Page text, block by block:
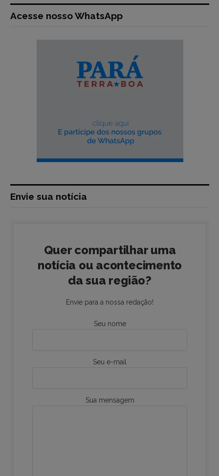
Acesse nosso WhatsApp
Envie sua notícia
Quer compartilhar uma
notícia ou acontecimento
da sua região?
Envie para a nossa redação!
Seu nome
Seu e-mail
Sua mensagem